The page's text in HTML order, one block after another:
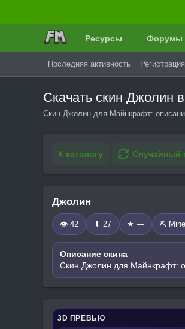
Ресурсы Форумы
Последняя активность Регистрация
Скачать скин Джолин
Скин Джолин для Майнкрафт:
К каталогу Случайный
Джолин
👁 42 ⬇ 27 ★ — ⛏️
Описание скина
Скин Джолин для Майнкрафт:
3D ПРЕВЬЮ